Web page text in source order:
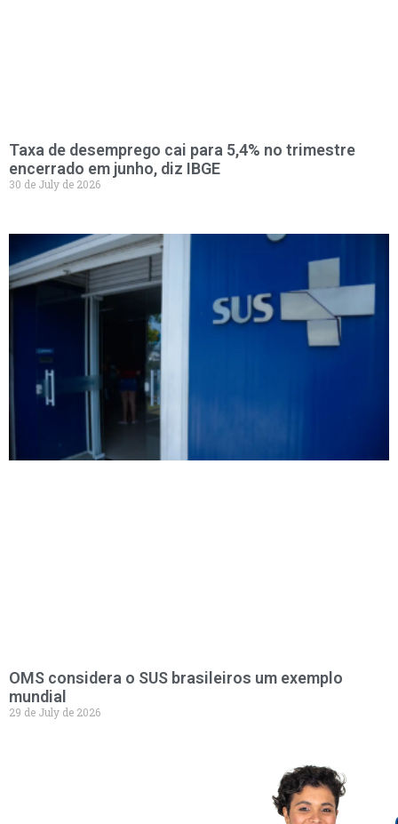
Taxa de desemprego cai para 5,4% no trimestre
encerrado em junho, diz IBGE
30 de July de 2026
OMS considera o SUS brasileiros um exemplo
mundial
29 de July de 2026